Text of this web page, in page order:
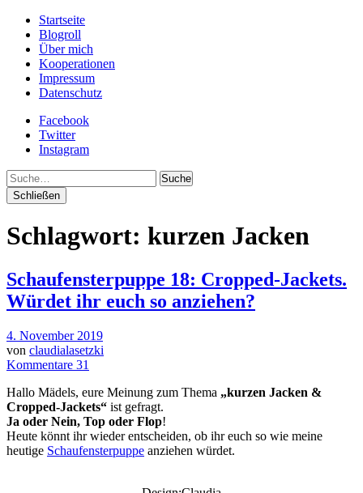
Startseite
Blogroll
Über mich
Kooperationen
Impressum
Datenschutz
Facebook
Twitter
Instagram
Suche
Schließen
Schlagwort: kurzen Jacken
Schaufensterpuppe 18: Cropped-Jackets.
Würdet ihr euch so anziehen?
4. November 2019
von claudialasetzki
Kommentare 31
Hallo Mädels, eure Meinung zum Thema „kurzen Jacken &
Cropped-Jackets“ ist gefragt.
Ja oder Nein, Top oder Flop!
Heute könnt ihr wieder entscheiden, ob ihr euch so wie meine
heutige Schaufensterpuppe anziehen würdet.